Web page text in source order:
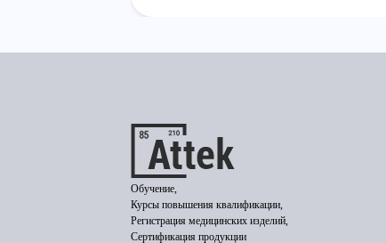
Обучение,
Курсы повышения квалификации,
Регистрация медицинских изделий,
Сертификация продукции